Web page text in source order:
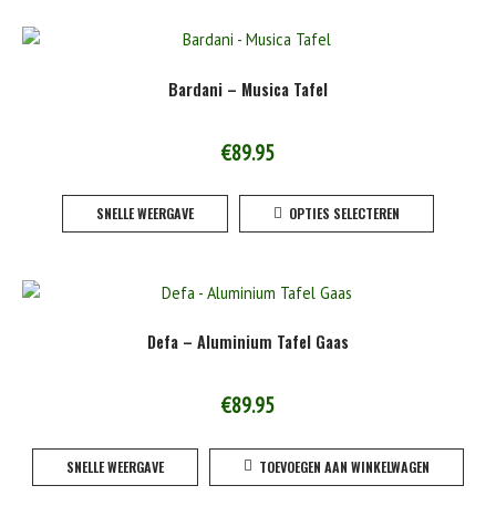
Bardani – Musica Tafel
€89.95
SNELLE WEERGAVE OPTIES SELECTEREN
op
Defa – Aluminium Tafel Gaas
€89.95
SNELLE WEERGAVE TOEVOEGEN AAN WINKELWAGEN